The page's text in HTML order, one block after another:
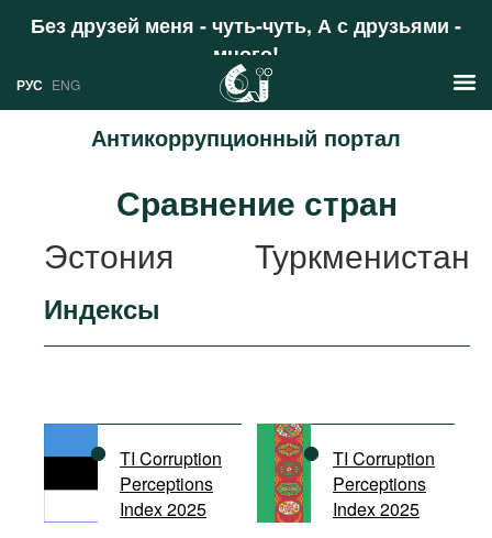
Без друзей меня - чуть-чуть, А с друзьями -
много!
Поддержать
РУС ENG
Антикоррупционный портал
Аналитика
Стран
Ресурсы
Документы международных
организаций
Фильмы
Сравнение стран
Эстония
Туркменистан
Индексы
TI Corruption
Perceptions
Index 2025
TI Corruption
Perceptions
Index 2025